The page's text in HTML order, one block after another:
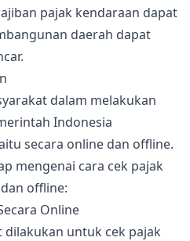
pajak kendaraan dapat
daerah dapat
dalam melakukan
Indonesia
secara online dan offline.
mengenai cara cek pajak
offline:
Online
dilakukan untuk cek pajak